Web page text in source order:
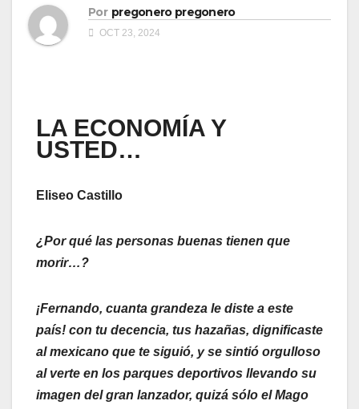
Por pregonero pregonero
OCT 23, 2024
LA ECONOMÍA Y
USTED…
Eliseo Castillo
¿Por qué las personas buenas tienen que
morir…?
¡Fernando, cuanta grandeza le diste a este
país! con tu decencia, tus hazañas, dignificaste
al mexicano que te siguió, y se sintió orgulloso
al verte en los parques deportivos llevando su
imagen del gran lanzador, quizá sólo el Mago